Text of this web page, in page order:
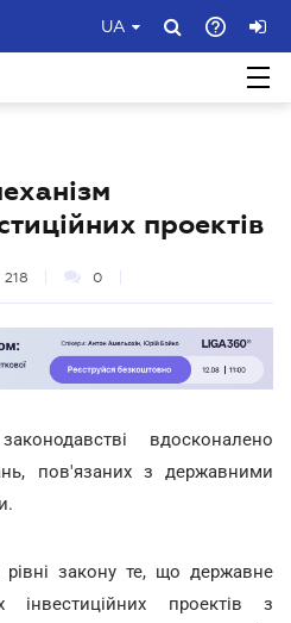
UA
проектів
218 0
вдосконалено
пов'язаних з державними
рівні закону те, що державне
інвестиційних проектів з